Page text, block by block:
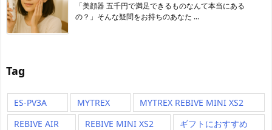
「美顔器 五千円で満足できるものなんて本当にある
の？」そんな疑問をお持ちのあなた ...
Tag
ES-PV3A MYTREX
MYTREX REBIVE MINI XS2
REBIVE AIR
REBIVE MINI XS2
ギフトにおすすめ